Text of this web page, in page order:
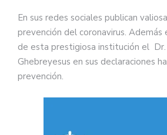
En sus redes sociales publican
prevención del coronavirus.
de esta prestigiosa institución el
Ghebreyesus en sus declaraciones
prevención.